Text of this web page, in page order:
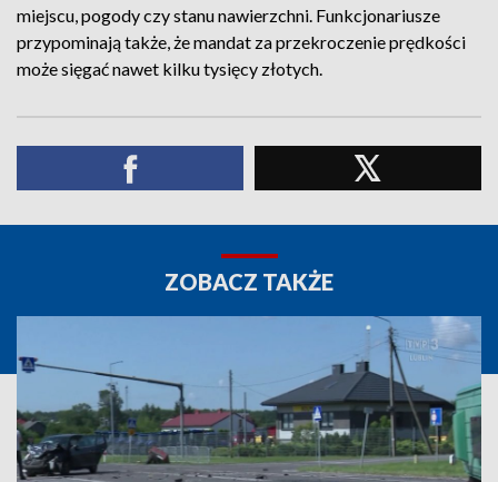
miejscu, pogody czy stanu nawierzchni. Funkcjonariusze
przypominają także, że mandat za przekroczenie prędkości
może sięgać nawet kilku tysięcy złotych.
ZOBACZ TAKŻE